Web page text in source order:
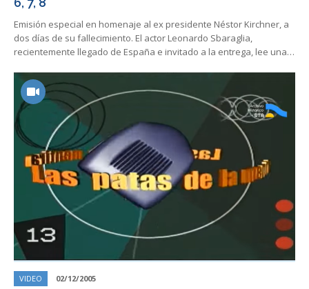
Emisión especial en homenaje al ex presidente Néstor Kirchner, a
dos días de su fallecimiento. El actor Leonardo Sbaraglia,
recientemente llegado de España e invitado a la entrega, lee una…
VIDEO 02/12/2005